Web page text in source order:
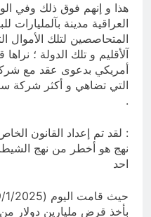
هذا و إنهم فوق ذلك وفي
العراقية مدينة بآلمليارات
المتحاصصين لتلك الأموال
آلأقليم و تلك الدولة ؛
أمريكي بدعوى عقد مع
التي تضاهي و أكثر شركة
.
: لقد تم إعداد القانون
نهج هو أخطر من نهج
احد
بأخذ قرض مليارين دولار